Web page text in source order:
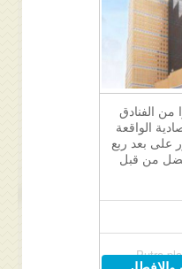
من الفنادق
الواقعة
على بعد ربع
من قبل
Putra